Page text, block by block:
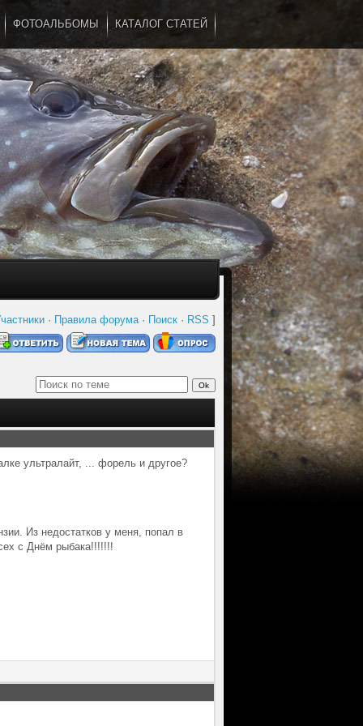
ФОТОАЛЬБОМЫ КАТАЛОГ СТАТЕЙ
...
· Правила форума· Поиск · RSS ]
ультралайт, ... форель и другое?
Из недостатков у меня, попал в
с Днём рыбака!!!!!!!